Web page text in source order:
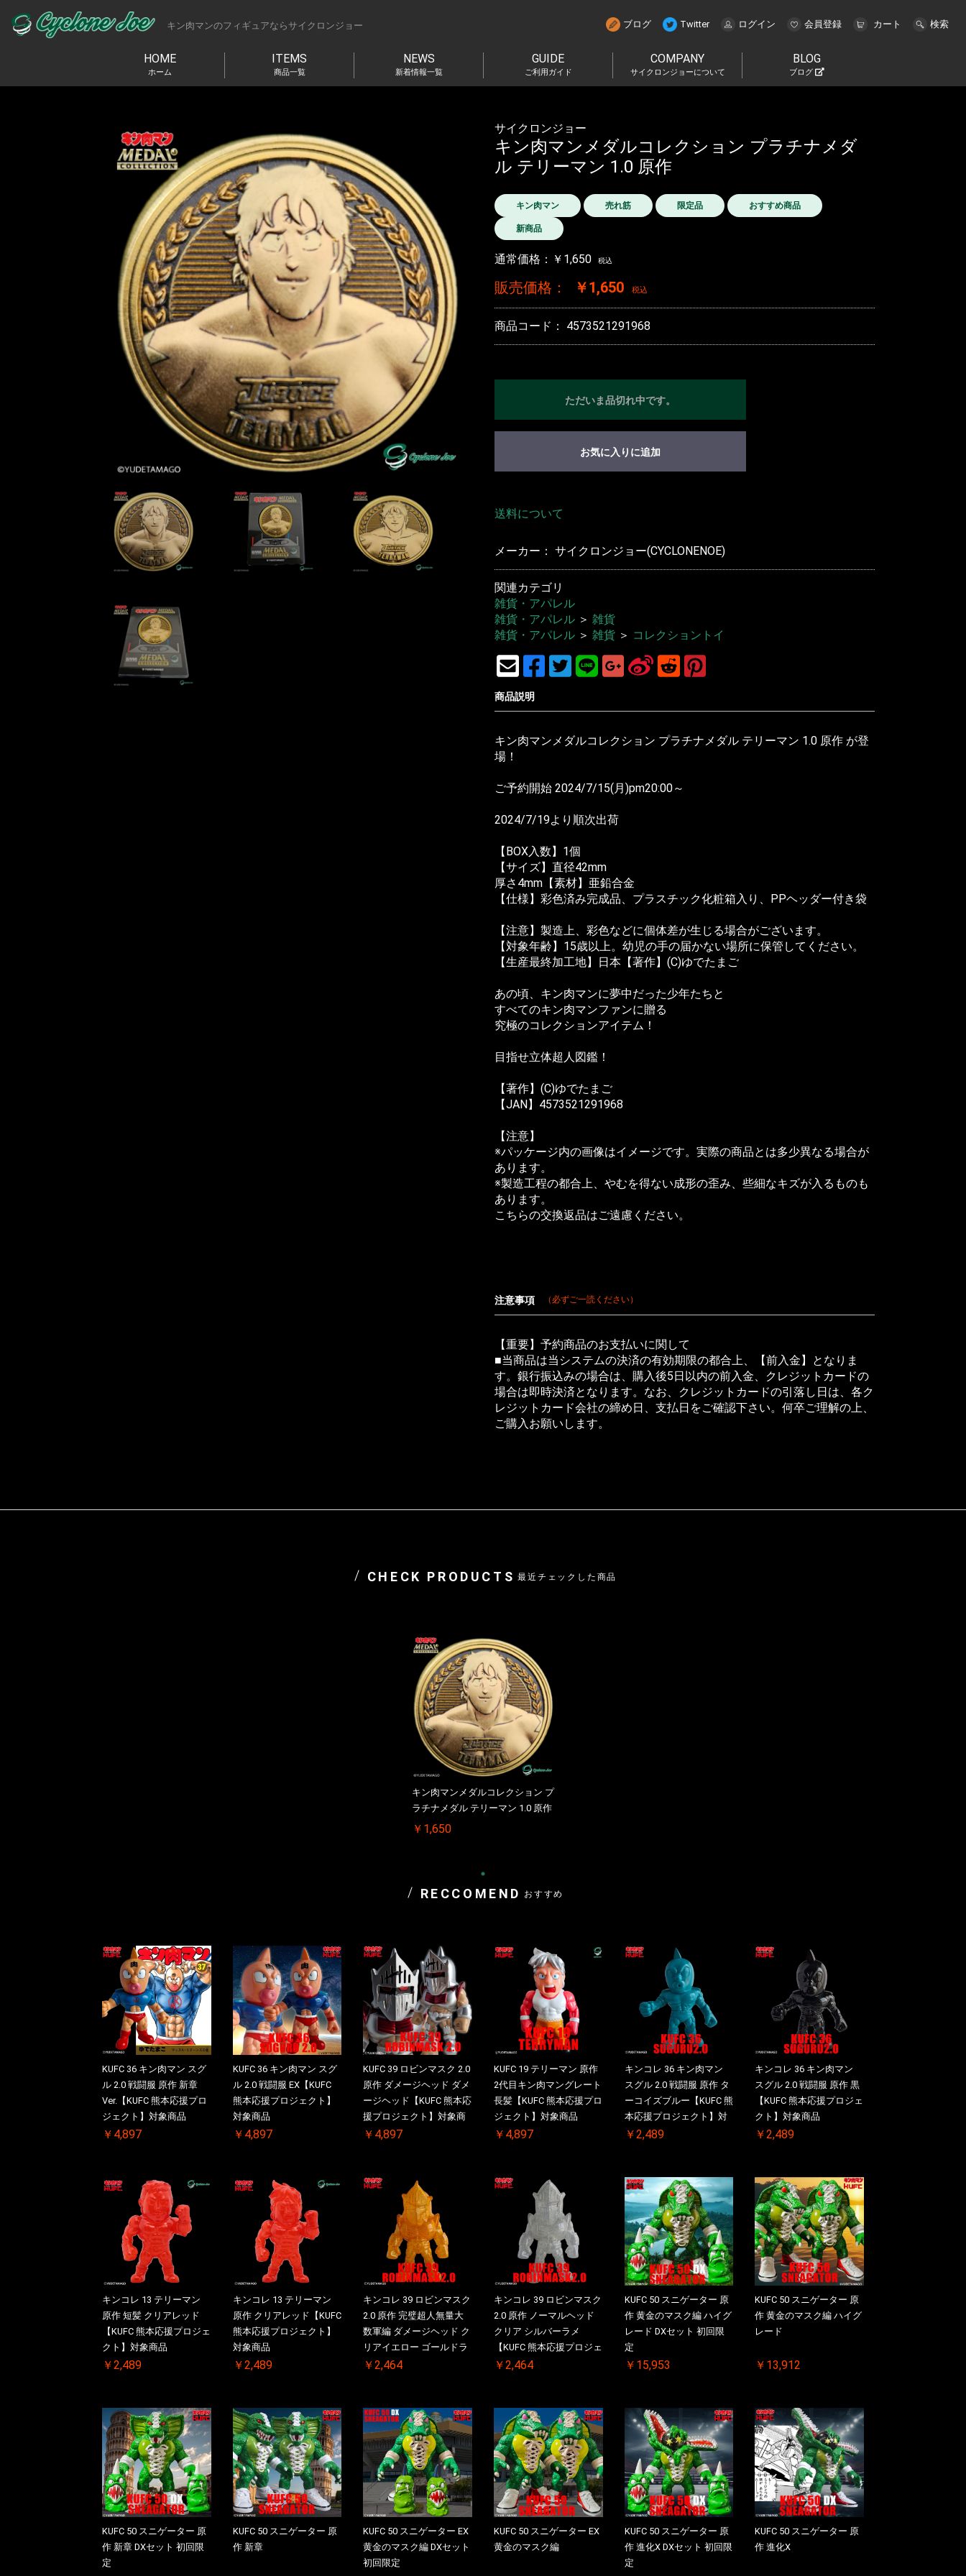
キン肉マンのフィギュアならサイクロンジョー ブログ Twitter ログイン 会員登録 カート 検索
HOME
ホーム
ITEMS
商品一覧
NEWS
新着情報一覧
GUIDE
ご利用ガイド
COMPANY
サイクロンジョーについて
BLOG
ブログ
サイクロンジョー
キン肉マンメダルコレクション プラチナメダ
ル テリーマン 1.0 原作
キン肉マン 売れ筋 限定品 おすすめ商品
新商品
通常価格：￥1,650 税込
販売価格： ￥1,650 税込
商品コード： 4573521291968
ただいま品切れ中です。
お気に入りに追加
送料について
メーカー： サイクロンジョー(CYCLONENOE)
関連カテゴリ
雑貨・アパレル
雑貨・アパレル ＞ 雑貨
雑貨・アパレル ＞ 雑貨 ＞ コレクショントイ
商品説明
キン肉マンメダルコレクション プラチナメダル テリーマン 1.0 原作 が登
場！
ご予約開始 2024/7/15(月)pm20:00～
2024/7/19より順次出荷
【BOX入数】1個
【サイズ】直径42mm
厚さ4mm【素材】亜鉛合金
【仕様】彩色済み完成品、プラスチック化粧箱入り、PPヘッダー付き袋
【注意】製造上、彩色などに個体差が生じる場合がございます。
【対象年齢】15歳以上。幼児の手の届かない場所に保管してください。
【生産最終加工地】日本【著作】(C)ゆでたまご
あの頃、キン肉マンに夢中だった少年たちと
すべてのキン肉マンファンに贈る
究極のコレクションアイテム！
目指せ立体超人図鑑！
【著作】(C)ゆでたまご
【JAN】4573521291968
【注意】
※パッケージ内の画像はイメージです。実際の商品とは多少異なる場合が
あります。
※製造工程の都合上、やむを得ない成形の歪み、些細なキズが入るものも
あります。
こちらの交換返品はご遠慮ください。
注意事項 （必ずご一読ください）
【重要】予約商品のお支払いに関して
■当商品は当システムの決済の有効期限の都合上、【前入金】となりま
す。銀行振込みの場合は、購入後5日以内の前入金、クレジットカードの
場合は即時決済となります。なお、クレジットカードの引落し日は、各ク
レジットカード会社の締め日、支払日をご確認下さい。何卒ご理解の上、
ご購入お願いします。
CHECK PRODUCTS 最近チェックした商品
キン肉マンメダルコレクション プ
ラチナメダル テリーマン 1.0 原作
￥1,650
RECCOMEND おすすめ
KUFC 36 キン肉マン スグ
ル 2.0 戦闘服 原作 新章
Ver.【KUFC 熊本応援プロ
ジェクト】対象商品
￥4,897
KUFC 36 キン肉マン スグ
ル 2.0 戦闘服 EX【KUFC
熊本応援プロジェクト】
対象商品
￥4,897
KUFC 39 ロビンマスク 2.0
原作 ダメージヘッド ダメ
ージヘッド【KUFC 熊本応
援プロジェクト】対象商
品
￥4,897
KUFC 19 テリーマン 原作
2代目キン肉マングレート
長髪【KUFC 熊本応援プロ
ジェクト】対象商品
￥4,897
キンコレ 36 キン肉マン
スグル 2.0 戦闘服 原作 タ
ーコイズブルー【KUFC 熊
本応援プロジェクト】対
象商品
￥2,489
キンコレ 36 キン肉マン
スグル 2.0 戦闘服 原作 黒
【KUFC 熊本応援プロジェ
クト】対象商品
￥2,489
キンコレ 13 テリーマン
原作 短髪 クリアレッド
【KUFC 熊本応援プロジェ
クト】対象商品
￥2,489
キンコレ 13 テリーマン
原作 クリアレッド【KUFC
熊本応援プロジェクト】
対象商品
￥2,489
キンコレ 39 ロビンマスク
2.0 原作 完璧超人無量大
数軍編 ダメージヘッド ク
リアイエロー ゴールドラ
メ【KUFC 熊本応援プロジ
￥2,464
キンコレ 39 ロビンマスク
2.0 原作 ノーマルヘッド
クリア シルバーラメ
【KUFC 熊本応援プロジェ
クト】対象商品
￥2,464
KUFC 50 スニゲーター 原
作 黄金のマスク編 ハイグ
レード DXセット 初回限
定
￥15,953
KUFC 50 スニゲーター 原
作 黄金のマスク編 ハイグ
レード
￥13,912
KUFC 50 スニゲーター 原
作 新章 DXセット 初回限
定
KUFC 50 スニゲーター 原
作 新章
KUFC 50 スニゲーター EX
黄金のマスク編 DXセット
初回限定
KUFC 50 スニゲーター EX
黄金のマスク編
KUFC 50 スニゲーター 原
作 進化X DXセット 初回限
定
KUFC 50 スニゲーター 原
作 進化X